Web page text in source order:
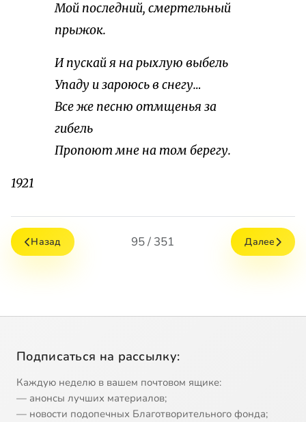
Мой последний, смертельный
прыжок.
И пускай я на рыхлую выбель
Упаду и зароюсь в снегу…
Все же песню отмщенья за
гибель
Пропоют мне на том берегу.
1921
Назад 95 / 351 Далее
Подписаться на рассылку:
Каждую неделю в вашем почтовом ящике:
— анонсы лучших материалов;
— новости подопечных Благотворительного фонда;